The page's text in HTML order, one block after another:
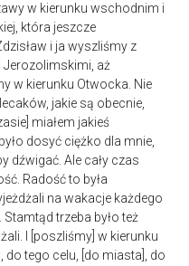
w kierunku wschodnim i
która jeszcze
i ja wyszliśmy z
Jerozolimskimi, aż
w kierunku Otwocka. Nie
jakie są obecnie,
miałem jakieś
dosyć ciężko dla mnie,
dźwigać. Ale cały czas
Radość to była
na wakacje każdego
trzeba było też
I [poszliśmy] w kierunku
do tego celu, [do miasta], do